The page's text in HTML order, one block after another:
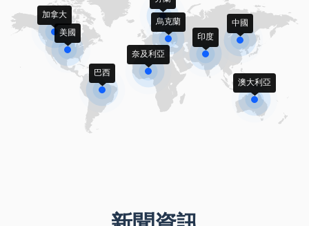
加拿大
美國
巴西
奈及利亞
烏克蘭
印度
中國
澳大利亞